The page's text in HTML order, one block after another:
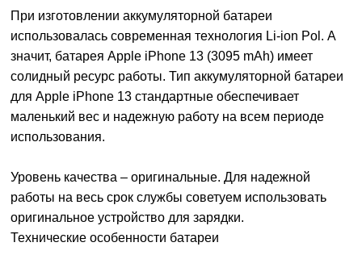
При изготовлении аккумуляторной батареи
использовалась современная технология Li-ion Pol. А
значит, батарея Apple iPhone 13 (3095 mAh) имеет
солидный ресурс работы. Тип аккумуляторной батареи
для Apple iPhone 13 стандартные обеспечивает
маленький вес и надежную работу на всем периоде
использования.
Уровень качества – оригинальные. Для надежной
работы на весь срок службы советуем использовать
оригинальное устройство для зарядки.
Технические особенности батареи